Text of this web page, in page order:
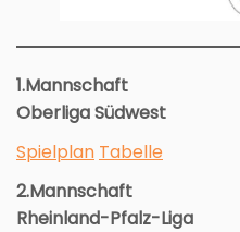
1.Mannschaft
Oberliga Südwest
Spielplan Tabelle
2.Mannschaft
Rheinland-Pfalz-Liga